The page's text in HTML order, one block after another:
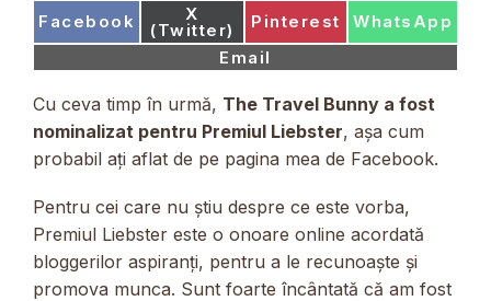
Share
Facebook Share
on
X
(Twitter) Share
Pinterest Share
WhatsApp
Share
on
Email
Cu ceva timp în urmă, The Travel Bunny a fost
nominalizat pentru Premiul Liebster, așa cum
probabil ați aflat de pe pagina mea de Facebook.
Pentru cei care nu știu despre ce este vorba,
Premiul Liebster este o onoare online acordată
bloggerilor aspiranți, pentru a le recunoaște și
promova munca. Sunt foarte încântată că am fost